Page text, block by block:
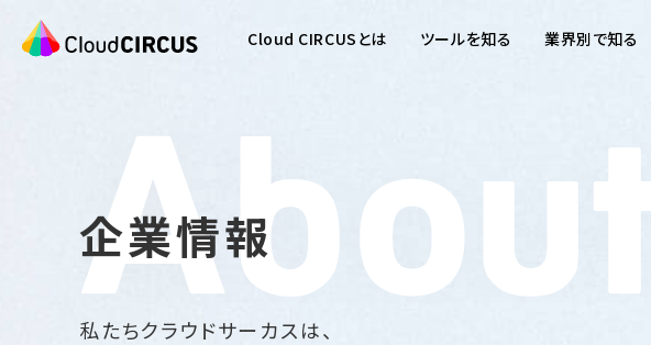
Cloud CIRCUSとは ツールを知る 業界別で知る
企業情報
私たちクラウドサーカスは、